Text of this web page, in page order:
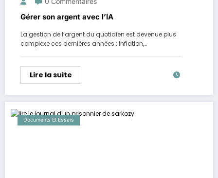
Gérer son argent avec l’IA
La gestion de l’argent du quotidien est devenue plus
complexe ces dernières années : inflation,…
Lire la suite
Documents Et Essais